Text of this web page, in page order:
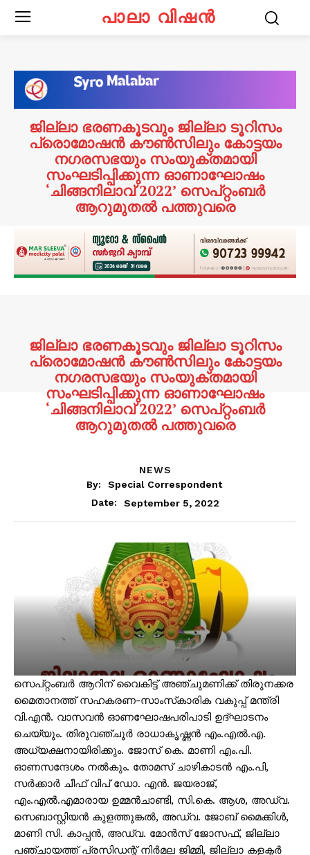
പാലാ വിഷൻ
ജില്ലാ ഭരണകൂടവും ജില്ലാ ടൂറിസം
പ്രൊമോഷൻ കൗൺസിലും കോട്ടയം
നഗരസഭയും സംയുക്തമായി
സംഘടിപ്പിക്കുന്ന ഓണാഘോഷം
‘ചിങ്ങനിലാവ് 2022’ സെപ്റ്റംബർ
ആറുമുതൽ പത്തുവരെ
ജില്ലാ ഭരണകൂടവും ജില്ലാ ടൂറിസം
പ്രൊമോഷൻ കൗൺസിലും കോട്ടയം
നഗരസഭയും സംയുക്തമായി
സംഘടിപ്പിക്കുന്ന ഓണാഘോഷം
‘ചിങ്ങനിലാവ് 2022’ സെപ്റ്റംബർ
ആറുമുതൽ പത്തുവരെ
NEWS
By:
Special Correspondent
Date:
September 5, 2022
സെപ്റ്റംബർ ആറിന് വൈകിട്ട് അഞ്ചുമണിക്ക് തിരുനക്കര
മൈതാനത്ത് സഹകരണ-സാംസ്‌കാരിക വകുപ്പ് മന്ത്രി
വി.എൻ. വാസവൻ ഓണഘോഷപരിപാടി ഉദ്ഘാടനം
ചെയ്യും. തിരുവഞ്ചൂർ രാധാകൃഷ്ണൻ എം.എൽ.എ.
അധ്യക്ഷനായിരിക്കും. ജോസ് കെ. മാണി എം.പി.
ഓണസന്ദേശം നൽകും. തോമസ് ചാഴികാടൻ എം.പി,
സർക്കാർ ചീഫ് വിപ് ഡോ. എൻ. ജയരാജ്,
എം.എൽ.എമാരായ ഉമ്മൻചാണ്ടി, സി.കെ. ആശ, അഡ്വ.
സെബാസ്റ്റിയൻ കുളത്തുങ്കൽ, അഡ്വ. ജോബ് മൈക്കിൾ,
മാണി സി. കാപ്പൻ, അഡ്വ. മോൻസ് ജോസഫ്, ജില്ലാ
പഞ്ചായത്ത് പ്രസിഡന്റ് നിർമല ജിമ്മി, ജില്ലാ കളക്ടർ